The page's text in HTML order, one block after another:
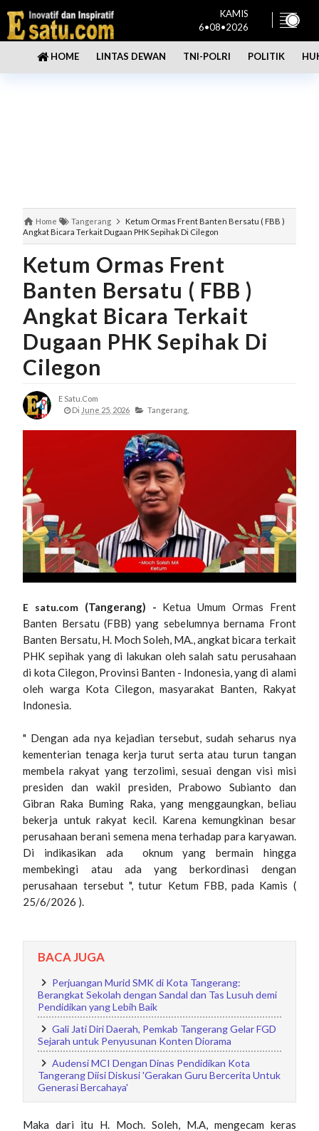
KAMIS
6•08•2026
HOME LINTAS DEWAN TNI-POLRI POLITIK
Home Tangerang
Ketum Ormas Frent Banten Bersatu ( FBB )
Angkat Bicara Terkait Dugaan PHK Sepihak Di Cilegon
Ketum Ormas Frent
Banten Bersatu ( FBB )
Angkat Bicara Terkait
Dugaan PHK Sepihak Di
Cilegon
E Satu.com
Di June 25, 2026 Tangerang,
E satu.com (Tangerang) - Ketua Umum Ormas Frent
Banten Bersatu (FBB) yang sebelumnya bernama Front
Banten Bersatu, H. Moch Soleh, MA., angkat bicara terkait
PHK sepihak yang di lakukan oleh salah satu perusahaan
di kota Cilegon, Provinsi Banten - Indonesia, yang di alami
oleh warga Kota Cilegon, masyarakat Banten, Rakyat
Indonesia.
" Dengan ada nya kejadian tersebut, sudah seharus nya
kementerian tenaga kerja turut serta atau turun tangan
membela rakyat yang terzolimi, sesuai dengan visi misi
presiden dan wakil presiden, Prabowo Subianto dan
Gibran Raka Buming Raka, yang menggaungkan, beliau
bekerja untuk rakyat kecil. Karena kemungkinan besar
perusahaan berani semena mena terhadap para karyawan.
Di indikasikan ada oknum yang bermain hingga
membekingi atau ada yang berkordinasi dengan
perusahaan tersebut ", tutur Ketum FBB, pada Kamis (
25/6/2026 ).
BACA JUGA
Perjuangan Murid SMK di Kota Tangerang:
Berangkat Sekolah dengan Sandal dan Tas Lusuh demi
Pendidikan yang Lebih Baik
Gali Jati Diri Daerah, Pemkab Tangerang Gelar FGD
Sejarah untuk Penyusunan Konten Diorama
Audensi MCI Dengan Dinas Pendidikan Kota
Tangerang Diisi Diskusi 'Gerakan Guru Bercerita Untuk
Generasi Bercahaya'
Maka dari itu H. Moch. Soleh, M.A, mengecam keras